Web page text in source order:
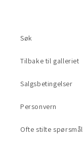
Søk
Tilbake til galleriet
Salgsbetingelser
Personvern
Ofte stilte spørsmål